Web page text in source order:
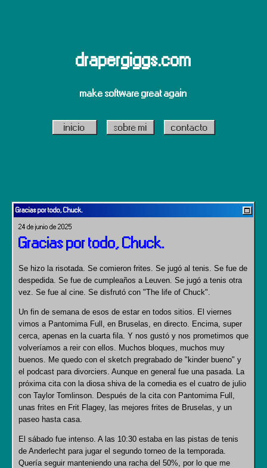
drapergiggs.com
make software great again
inicio sobre mi contacto
Gracias por todo, Chuck.
24 de junio de 2025
Gracias por todo, Chuck.
Se hizo la risotada. Se comieron frites. Se jugó al tenis. Se fue de
despedida. Se fue de cumpleaños a Leuven. Se jugó a tenis otra
vez. Se fue al cine. Se disfrutó con "The life of Chuck".
Un fin de semana de esos de estar en todos sitios. El viernes
vimos a Pantomima Full, en Bruselas, en directo. Encima, super
cerca, apenas en la cuarta fila. Y nos gustó y nos prometimos que
volveríamos a reir con ellos. Muchos bloques, muchos muy
buenos. Me quedo con el sketch pregrabado de "kinder bueno" y
el podcast para divorciers. Aunque en general fue una pasada. La
próxima cita con la diosa shiva de la comedia es el cuatro de julio
con Taylor Tomlinson. Después de la cita con Pantomima Full,
unas frites en Frit Flagey, las mejores frites de Bruselas, y un
paseo hasta casa.
El sábado fue intenso. A las 10:30 estaba en las pistas de tenis
de Anderlecht para jugar el segundo torneo de la temporada.
Quería seguir manteniendo una racha del 50%, por lo que me